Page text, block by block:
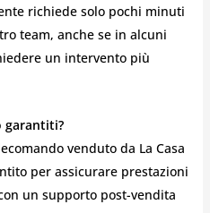
richiede solo pochi minuti
team, anche se in alcuni
un intervento più
garantiti?
venduto da La Casa
per assicurare prestazioni
un supporto post-vendita